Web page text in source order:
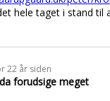
hele taget i stand til
22 år siden
forudsige meget